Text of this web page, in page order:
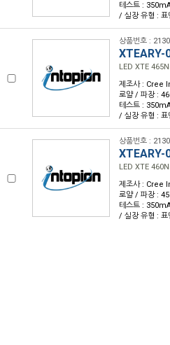
테스트 :
/ 실장 유형 :
상품번호 :
LED XTE
제조사 : Cree
로얄 / 파장 :
테스트 :
/ 실장 유형 :
상품번호 :
LED XTE
제조사 : Cree
로얄 / 파장 :
테스트 :
/ 실장 유형 :